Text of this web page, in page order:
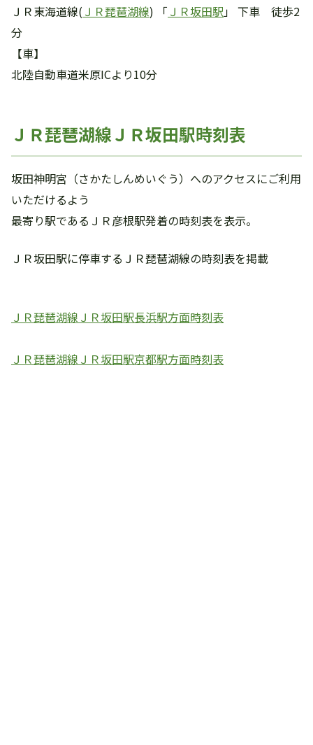
ＪＲ東海道線( ＪＲ琵琶湖線) 「 ＪＲ坂田駅」 下車 徒歩2
分
【車】
北陸自動車道米原ICより10分
ＪＲ琵琶湖線ＪＲ坂田駅時刻表
坂田神明宮（さかたしんめいぐう）へのアクセスにご利用
いただけるよう
最寄り駅であるＪＲ彦根駅発着の時刻表を表示。
ＪＲ坂田駅に停車するＪＲ琵琶湖線の時刻表を掲載
ＪＲ琵琶湖線ＪＲ坂田駅長浜駅方面時刻表
ＪＲ琵琶湖線ＪＲ坂田駅京都駅方面時刻表